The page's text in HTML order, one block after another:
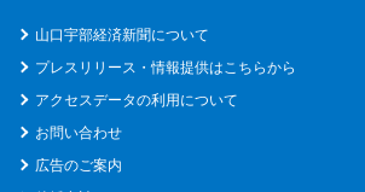
山口宇部経済新聞について
プレスリリース・情報提供はこちらから
アクセスデータの利用について
お問い合わせ
広告のご案内